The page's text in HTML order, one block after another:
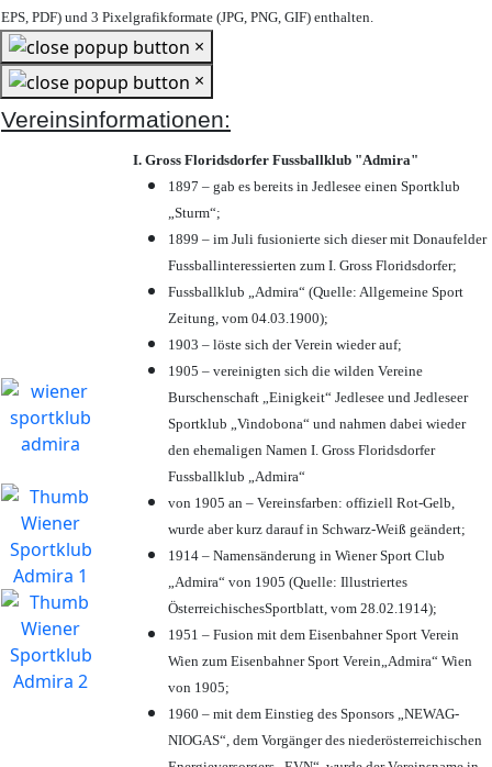
EPS, PDF) und 3 Pixelgrafikformate (JPG, PNG, GIF) enthalten.
×
×
Vereinsinformationen:
I. Gross Floridsdorfer Fussballklub "Admira"
1897 – gab es bereits in Jedlesee einen Sportklub
„Sturm“;
1899 – im Juli fusionierte sich dieser mit Donaufelder
Fussballinteressierten zum I. Gross Floridsdorfer;
Fussballklub „Admira“ (Quelle: Allgemeine Sport
Zeitung, vom 04.03.1900);
1903 – löste sich der Verein wieder auf;
1905 – vereinigten sich die wilden Vereine
Burschenschaft „Einigkeit“ Jedlesee und Jedleseer
Sportklub „Vindobona“ und nahmen dabei wieder
den ehemaligen Namen I. Gross Floridsdorfer
Fussballklub „Admira“
von 1905 an – Vereinsfarben: offiziell Rot-Gelb,
wurde aber kurz darauf in Schwarz-Weiß geändert;
1914 – Namensänderung in Wiener Sport Club
„Admira“ von 1905 (Quelle: Illustriertes
ÖsterreichischesSportblatt, vom 28.02.1914);
1951 – Fusion mit dem Eisenbahner Sport Verein
Wien zum Eisenbahner Sport Verein„Admira“ Wien
von 1905;
1960 – mit dem Einstieg des Sponsors „NEWAG-
NIOGAS“, dem Vorgänger des niederösterreichischen